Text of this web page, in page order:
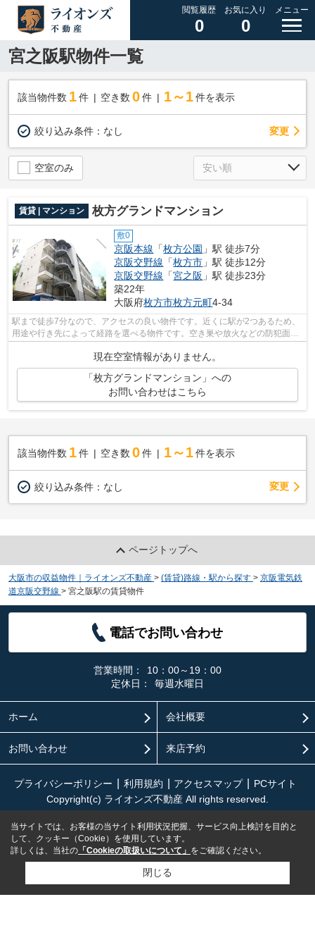
閲覧履歴
0
お気に入り
0
メニュー
宮之阪駅物件一覧
該当物件数 1件 空き数 0 件 1～1 件を表示
絞り込み条件： なし 変更
空室のみ
賃貸 | マンション 枚方グランドマンション
敷0
京阪本線 「枚方公園 」駅 徒歩7分
京阪交野線 「枚方市 」駅 徒歩12分
京阪交野線 「宮之阪 」駅 徒歩23分
築22年
大阪府枚方市枚方元町4-34
駅まで徒歩7分なので、アクセスの良い物件です。近くに駅が2つあるため、
用途や行き先によって経路を選べる物件です。空き巣や放火などの防犯面で
現在空室情報がありません。
「枚方グランドマンション」への
お問い合わせはこちら
該当物件数 1件 空き数 0 件 1～1 件を表示
絞り込み条件： なし 変更
ページトップへ
大阪市の収益物件｜ライオンズ不動産 > (賃貸)路線・駅から探す > 京阪電気鉄
道京阪交野線 > 宮之阪駅の賃貸物件
電話でお問い合わせ
営業時間：
10：00～19：00
定休日：
毎週水曜日
ホーム 会社概要
お問い合わせ 来店予約
プライバシーポリシー 利用規約 アクセスマップ
PCサイト
Copyright(c) ライオンズ不動産 All rights reserved.
当サイトでは、お客様の当サイト利用状況把握、サービス向上検討を目的と
して、クッキー（Cookie）を使用しています。
詳しくは、当社の 「Cookieの取扱いについて」 をご確認ください。
閉じる